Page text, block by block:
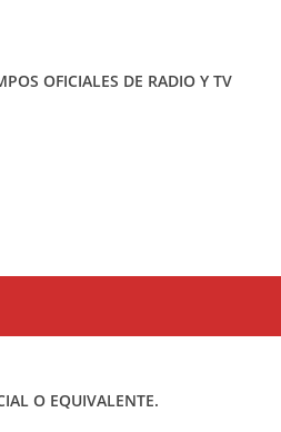
OFICIALES DE RADIO Y TV
O EQUIVALENTE.